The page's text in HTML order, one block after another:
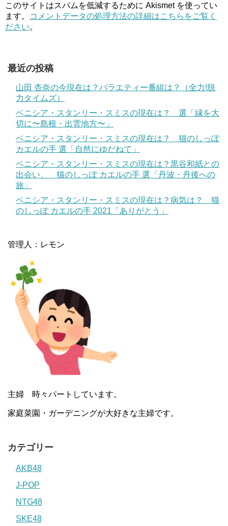
このサイトはスパムを低減するために Akismet を使ってい
ます。
コメントデータの処理方法の詳細はこちらをご覧く
ださい。
最近の投稿
山田 杏奈の今現在は？バラエティー番組は？（全力!脱
力タイムズ）
ベニシア・スタンリー・スミスの現在は？ 選「縁を大
切に〜島根・出雲地方〜」
ベニシア・スタンリー・スミスの現在は？ 猫のしっぽ
カエルの手 選「自然にゆだねて」
ベニシア・スタンリー・スミスの現在は？黒谷和紙との
出会い、 猫のしっぽ カエルの手 選「丹波・丹後への
旅」
ベニシア・スタンリー・スミスの現在は？病気は？ 猫
のしっぽ カエルの手 2021「ありがとう」
管理人：レモン
主婦 時々パートしています。
家庭菜園・ガーデニングが大好きな主婦です。
カテゴリー
AKB48
J-POP
NTG48
SKE48